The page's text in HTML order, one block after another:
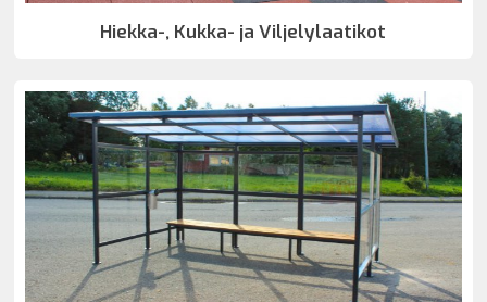
Hiekka-, Kukka- ja Viljelylaatikot